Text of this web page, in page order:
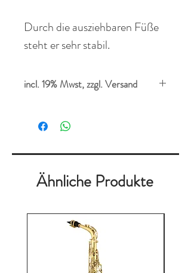
Durch dieausziehbaren Füße
steht er sehr stabil.
incl. 19% Mwst, zzgl. Versand
Ähnliche Produkte